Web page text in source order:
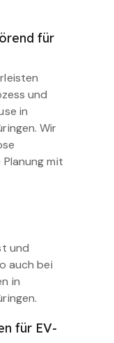
für
und
in
Wir
mit
und
auch bei
in
für EV-